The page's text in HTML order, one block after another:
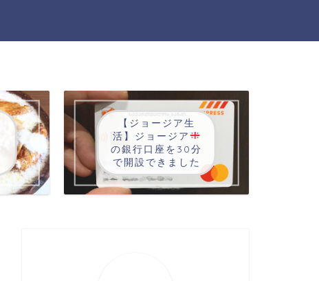
【ジョージア生
活】ジョージア
の銀行口座を30分
で開設できました